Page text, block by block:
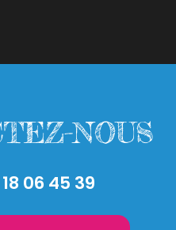
NOUS
06 45 39